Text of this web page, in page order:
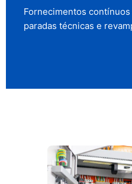
Fornecimentos
paradas técnicas e